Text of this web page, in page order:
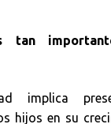
tan
implica
hijos en su